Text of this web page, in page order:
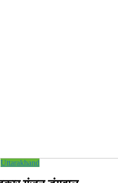
Uttarakhand